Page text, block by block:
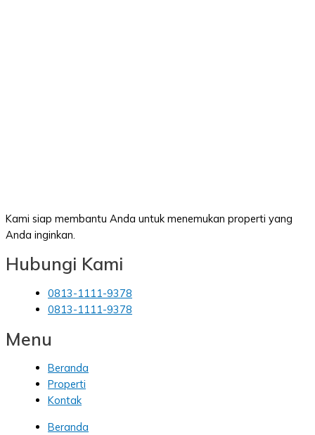
Kami siap membantu Anda untuk menemukan properti yang
Anda inginkan.
Hubungi Kami
0813-1111-9378
0813-1111-9378
Menu
Beranda
Properti
Kontak
Beranda